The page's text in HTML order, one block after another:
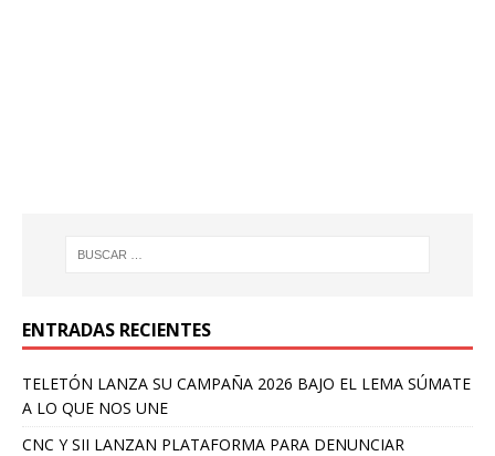
ENTRADAS RECIENTES
TELETÓN LANZA SU CAMPAÑA 2026 BAJO EL LEMA SÚMATE
A LO QUE NOS UNE
CNC Y SII LANZAN PLATAFORMA PARA DENUNCIAR